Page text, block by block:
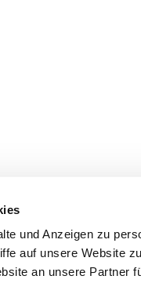
und Anzeigen zu
auf unsere Website
an unsere Partner